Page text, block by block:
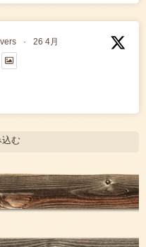
· 26 4月
む